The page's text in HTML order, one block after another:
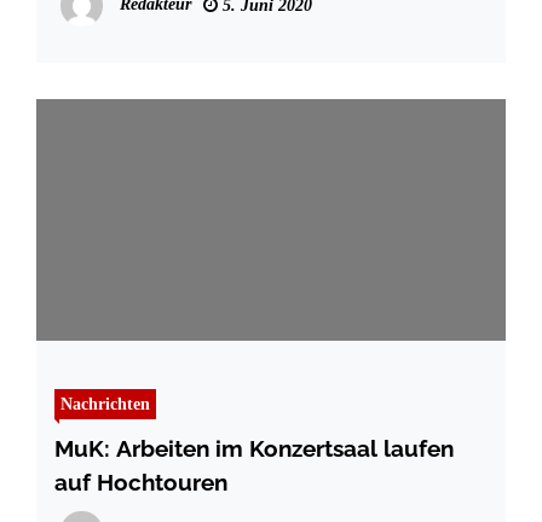
Redakteur 5. Juni 2020
Nachrichten
MuK: Arbeiten im Konzertsaal laufen
auf Hochtouren